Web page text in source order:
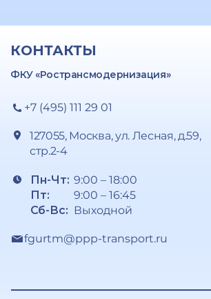
КОНТАКТЫ
ФКУ «Ространсмодернизация»
+7 (495) 111 29 01
127055, Москва, ул. Лесная, д.59,
стр.2-4
Пн-Чт:
Пт:
Сб-Вс:
9:00 – 18:00
9:00 – 16:45
Выходной
fgurtm@ppp-transport.ru